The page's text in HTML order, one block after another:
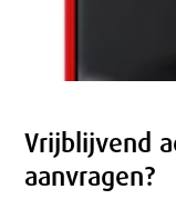
Vrijblijvend
aanvragen?